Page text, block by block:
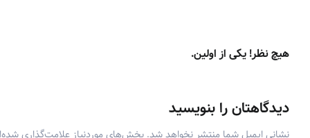
هیچ نظر! یکی از اولین.
دیدگاهتان را بنویسید
نشانی ایمیل شما منتشر نخواهد شد. بخش‌های موردنیاز علامت‌گذاری